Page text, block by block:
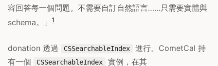
容回答每一個問題。不需要自訂自然語言……只需要實體與
schema。」 1
donation 透過 CSSearchableIndex
進行。CometCal 持
有一個
CSSearchableIndex 實例，在其